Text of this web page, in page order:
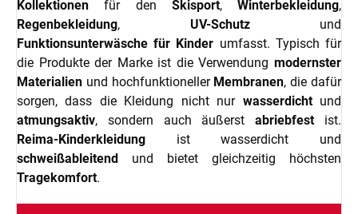
Kollektionen für den Skisport, Winterbekleidung,
Regenbekleidung, UV-Schutzund
Funktionsunterwäsche für Kinder umfasst. Typisch für
die Produkte der Marke ist die Verwendung modernster
Materialien und hochfunktioneller Membranen, die dafür
sorgen, dass die Kleidung nicht nur wasserdichtund
atmungsaktiv, sondern auch äußerstabriebfestist.
Reima-Kinderkleidung ist wasserdicht und
schweißableitend
und bietet gleichzeitig höchsten
Tragekomfort.